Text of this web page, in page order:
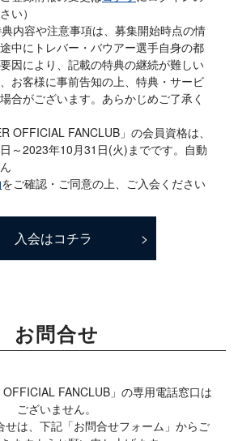
い）
内容や注意事項は、募集開始時点の情
中にトレバー・バウアー選手自身の都
因により、記載の特典の継続が難しい
お客様に事前告知の上、特典・サービ
合がございます。あらかじめご了承く
OFFICIAL FANCLUB」の会員資格は、
～2023年10月31日(火)までです。自動
をご確認・ご同意の上、ご入会ください
入会はコチラ
お問合せ
OFFICIAL FANCLUB」の専用電話窓口は
ございません。
せは、下記「お問合せフォーム」からご